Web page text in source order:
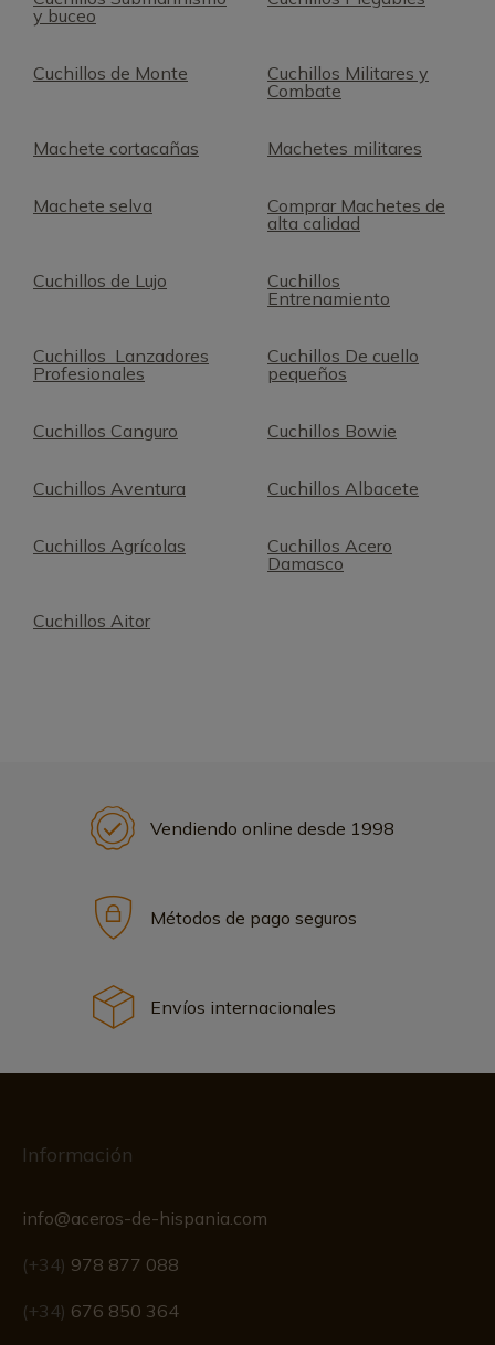
y buceo
Cuchillos de Monte
Cuchillos Militares y
Combate
Machete cortacañas Machetes militares
Machete selva
Comprar Machetes de
alta calidad
Cuchillos de Lujo
Cuchillos
Entrenamiento
Cuchillos Lanzadores
Profesionales
Cuchillos De cuello
pequeños
Cuchillos Canguro Cuchillos Bowie
Cuchillos Aventura Cuchillos Albacete
Cuchillos Agrícolas
Cuchillos Acero
Damasco
Cuchillos Aitor
Vendiendo online desde 1998
Métodos de pago seguros
Envíos internacionales
Información
info@aceros-de-hispania.com
(+34) 978 877 088
(+34) 676 850 364